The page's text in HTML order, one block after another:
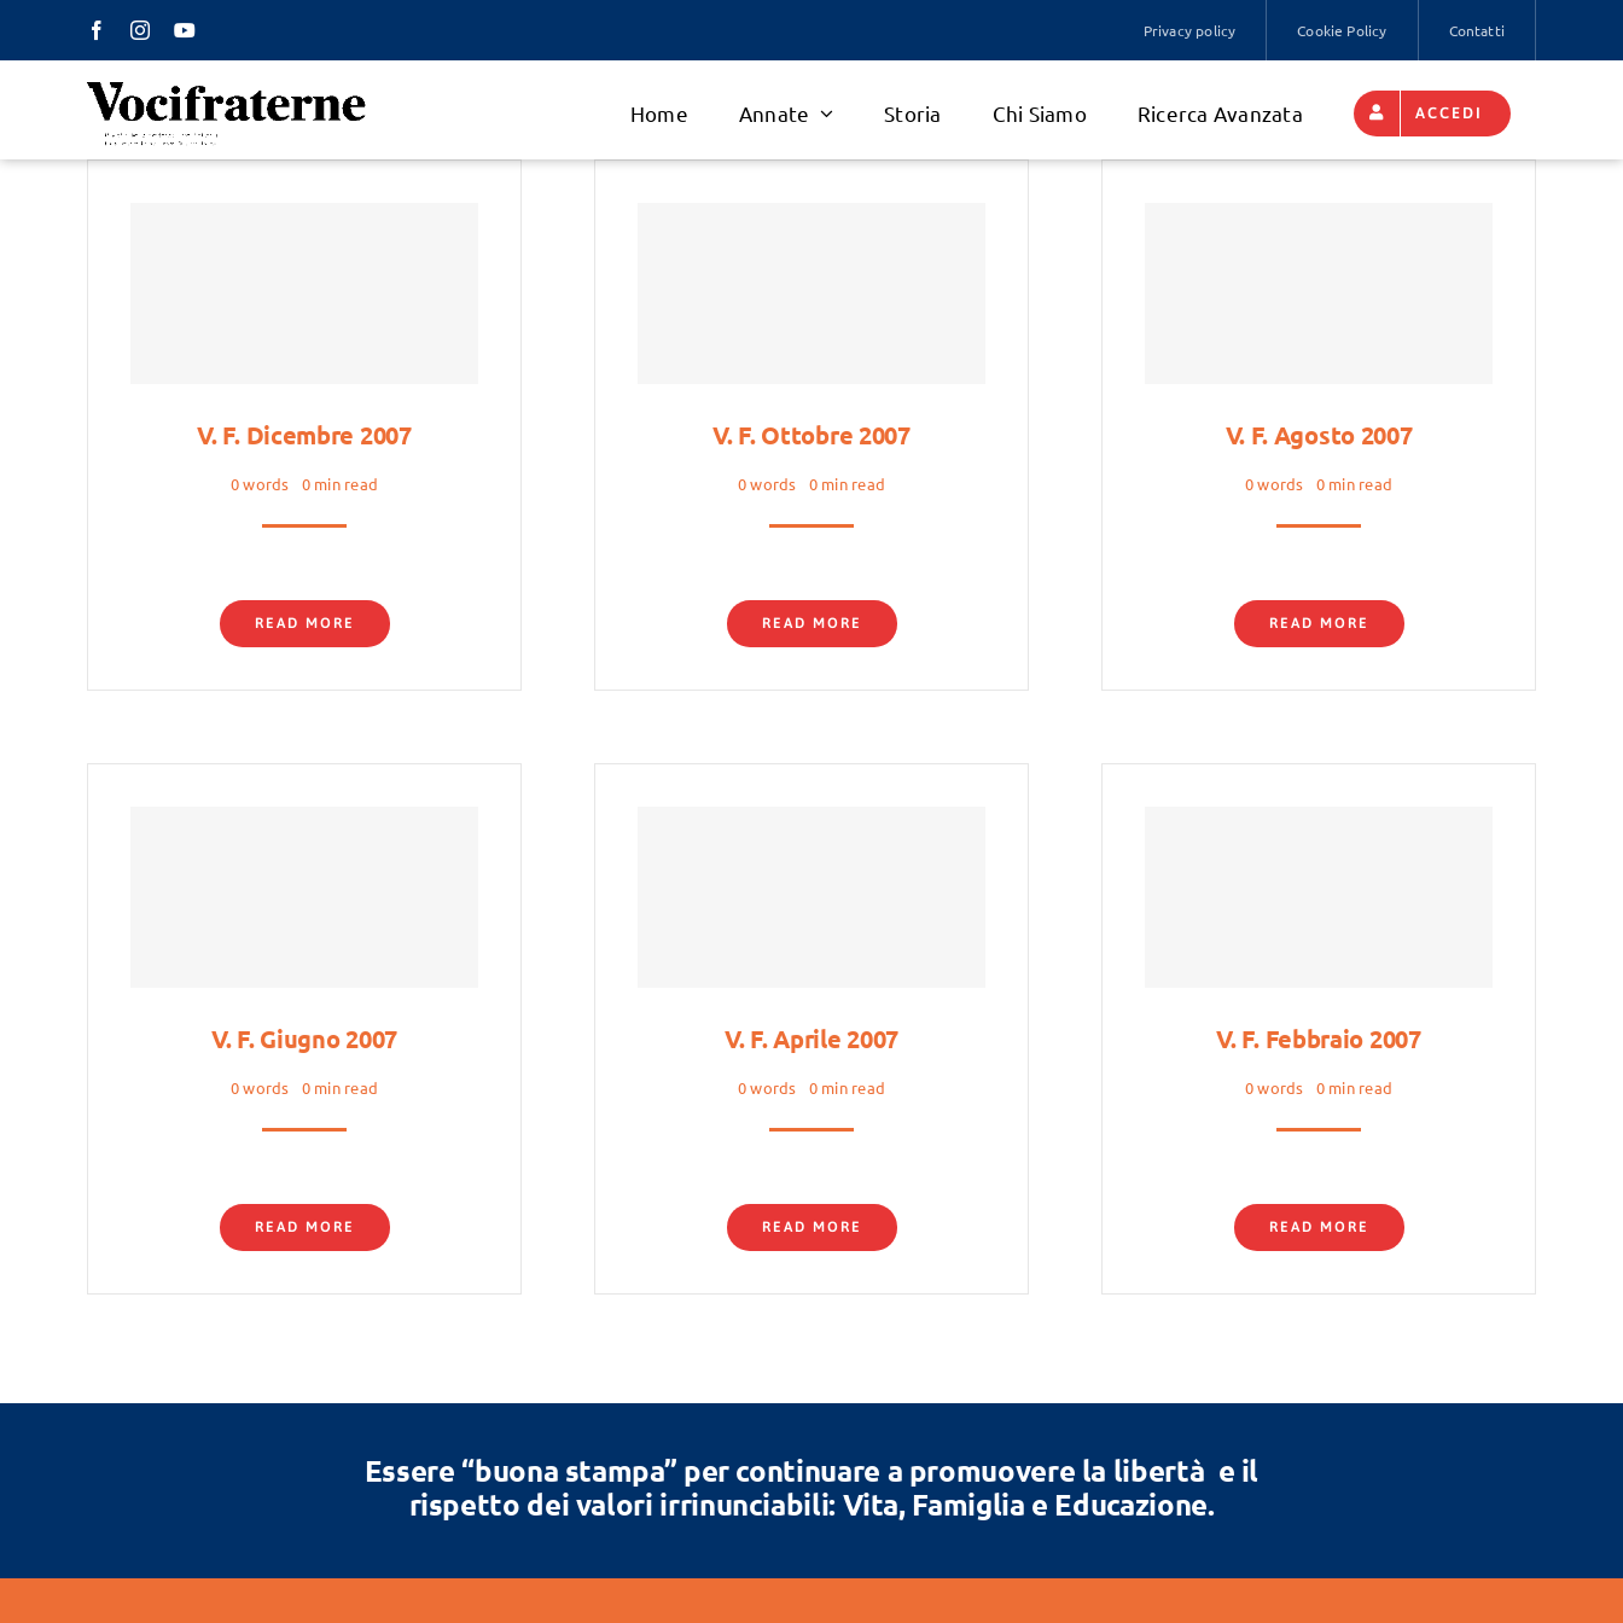
Privacy policy Cookie Policy Contatti
Home Annate Storia Chi Siamo Ricerca Avanzata ACCEDI
V. F. Dicembre 2007
0 words 0 min read
READ MORE
V. F. Ottobre 2007
0 words 0 min read
READ MORE
V. F. Agosto 2007
0 words 0 min read
READ MORE
V. F. Giugno 2007
0 words 0 min read
READ MORE
V. F. Aprile 2007
0 words 0 min read
READ MORE
V. F. Febbraio 2007
0 words 0 min read
READ MORE
Essere “buona stampa” per continuare a promuovere la libertà e il
rispetto dei valori irrinunciabili: Vita, Famiglia e Educazione.